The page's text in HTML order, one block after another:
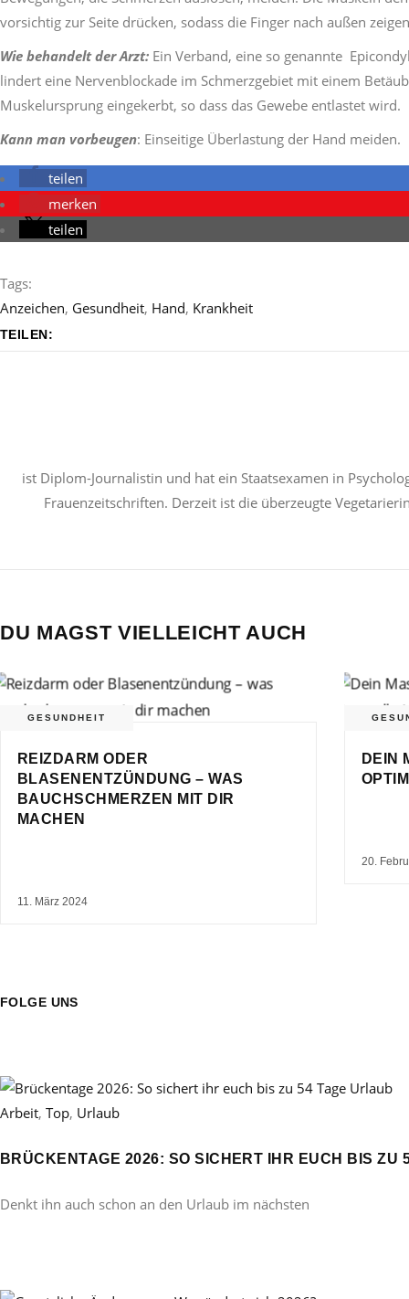
vorsichtig zur Seite drücken, sodass die Finger nach außen
Wie behandelt der Arzt: Ein Verband, eine so genannte
lindert eine Nervenblockade im Schmerzgebiet mit einem
Muskelursprung eingekerbt, so dass das Gewebe entlastet wird.
Kann man vorbeugen: Einseitige Überlastung der Hand meiden.
teilen
merken
teilen
Tags:
Anzeichen, Gesundheit, Hand, Krankheit
TEILEN:
ist Diplom-Journalistin und hat ein Staatsexamen in
Frauenzeitschriften. Derzeit ist die überzeugte
DU MAGST VIELLEICHT AUCH
GESUNDHEIT
REIZDARM ODER
BLASENENTZÜNDUNG – WAS
BAUCHSCHMERZEN MIT DIR
MACHEN
11. März 2024
DEIN
20.
FOLGE UNS
Arbeit, Top, Urlaub
BRÜCKENTAGE 2026: SO SICHERT IHR EUCH BIS ZU
Denkt ihn auch schon an den Urlaub im nächsten